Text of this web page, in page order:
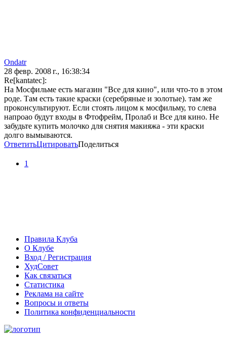
Ondatr
28 февр. 2008 г., 16:38:34
Re[kantatec]:
На Мосфильме есть магазин "Все для кино", или что-то в этом
роде. Там есть такие краски (серебряные и золотые). там же
проконсультируют. Если стоять лицом к мосфильму, то слева
напроао будут входы в Фтофрейм, Пролаб и Все для кино. Не
забудьте купить молочко для снятия макияжа - эти краски
долго вымываются.
ОтветитьЦитироватьПоделиться
1
Правила Клуба
О Клубе
Вход / Регистрация
ХудСовет
Как связаться
Статистика
Реклама на сайте
Вопросы и ответы
Политика конфиденциальности